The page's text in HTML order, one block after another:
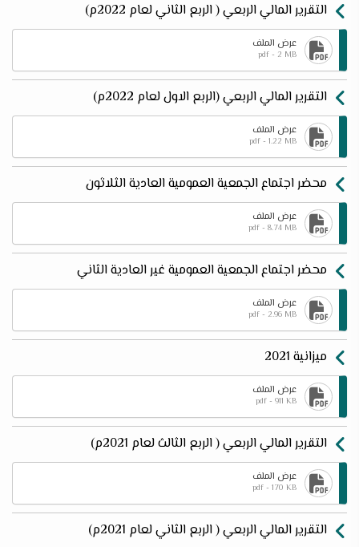
التقرير المالي الربعي ( الربع الثاني لعام 2022م)
عرض الملف
pdf - 2 MB
التقرير المالي الربعي (الربع الاول لعام 2022م)
عرض الملف
pdf - 1.22 MB
محضر اجتماع الجمعية العمومية العادية الثلاثون
عرض الملف
pdf - 8.74 MB
محضر اجتماع الجمعية العمومية غير العادية الثاني
عرض الملف
pdf - 2.96 MB
ميزانية 2021
عرض الملف
pdf - 911 KB
التقرير المالي الربعي ( الربع الثالث لعام 2021م)
عرض الملف
pdf - 170 KB
التقرير المالي الربعي ( الربع الثاني لعام 2021م)